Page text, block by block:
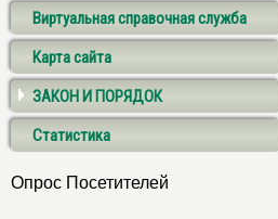
Виртуальная справочная служба
Карта сайта
ЗАКОН И ПОРЯДОК
Статистика
Опрос Посетителей